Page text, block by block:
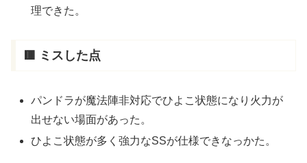
理できた。
🟥 ミスした点
パンドラが魔法陣非対応でひよこ状態になり火力が
出せない場面があった。
ひよこ状態が多く強力なSSが仕様できなっかた。